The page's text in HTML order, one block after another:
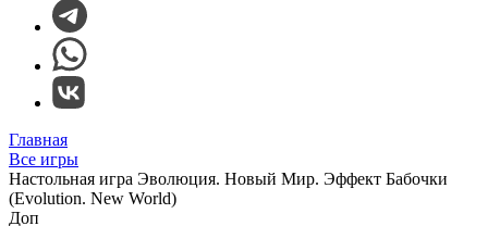
Главная
Все игры
Настольная игра Эволюция. Новый Мир. Эффект Бабочки
(Evolution. New World)
Доп